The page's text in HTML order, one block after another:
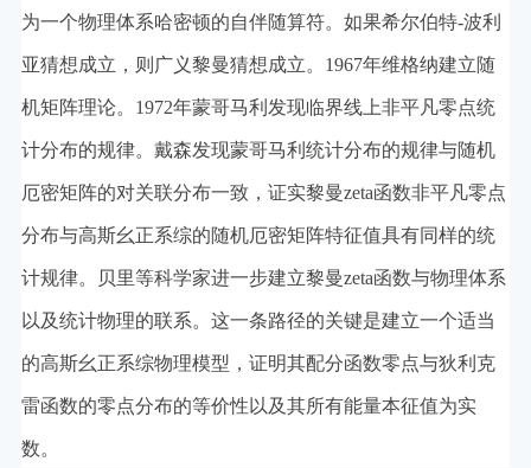
为一个物理体系哈密顿的自伴随算符。如果希尔伯特-波利
亚猜想成立，则广义黎曼猜想成立。1967年维格纳建立随
机矩阵理论。1972年蒙哥马利发现临界线上非平凡零点统
计分布的规律。戴森发现蒙哥马利统计分布的规律与随机
厄密矩阵的对关联分布一致，证实黎曼zeta函数非平凡零点
分布与高斯幺正系综的随机厄密矩阵特征值具有同样的统
计规律。贝里等科学家进一步建立黎曼zeta函数与物理体系
以及统计物理的联系。这一条路径的关键是建立一个适当
的高斯幺正系综物理模型，证明其配分函数零点与狄利克
雷函数的零点分布的等价性以及其所有能量本征值为实
数。